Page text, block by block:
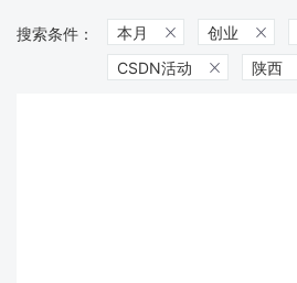
本月  创业 
CSDN活动  陕西